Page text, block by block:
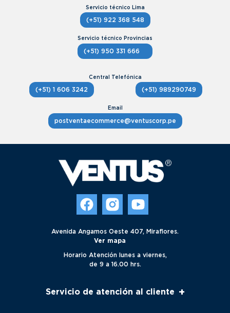
(+51) 922 368 548
(+51) 950 331 666
(+51) 1 606 3242 (+51) 989290749
postventaecommerce@ventuscorp.pe
Avenida Angamos Oeste 407, Miraflores.
Ver mapa
Horario Atención lunes a viernes,
de 9 a 16.00 hrs.
Servicio de atención al cliente +